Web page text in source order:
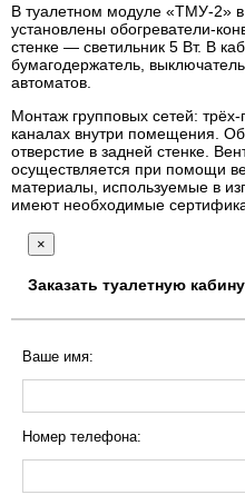
В туалетном модуле «ТМУ-2»
установлены обогреватели-
стенке — светильник 5 Вт. В
бумагодержатель,
автоматов.
Монтаж групповых сетей:
каналах внутри помещения.
отверстие в задней стенке.
осуществляется при помощи
материалы, используемые в
имеют необходимые
×
Заказать туалетную
Ваше имя:
Номер телефона: